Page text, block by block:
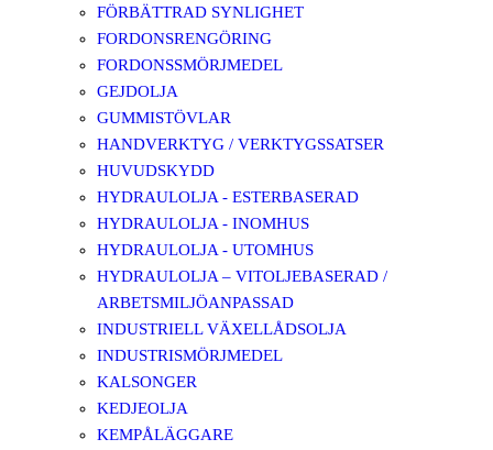
FÖRBÄTTRAD SYNLIGHET
FORDONSRENGÖRING
FORDONSSMÖRJMEDEL
GEJDOLJA
GUMMISTÖVLAR
HANDVERKTYG / VERKTYGSSATSER
HUVUDSKYDD
HYDRAULOLJA - ESTERBASERAD
HYDRAULOLJA - INOMHUS
HYDRAULOLJA - UTOMHUS
HYDRAULOLJA – VITOLJEBASERAD /
ARBETSMILJÖANPASSAD
INDUSTRIELL VÄXELLÅDSOLJA
INDUSTRISMÖRJMEDEL
KALSONGER
KEDJEOLJA
KEMPÅLÄGGARE